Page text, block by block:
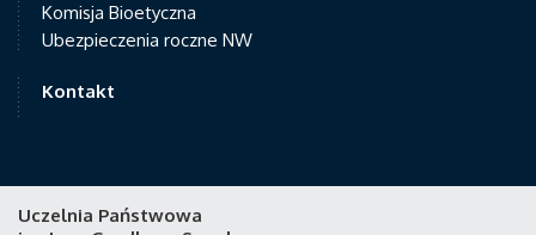
Komisja Bioetyczna
Ubezpieczenia roczne NW
Kontakt
Uczelnia Państwowa